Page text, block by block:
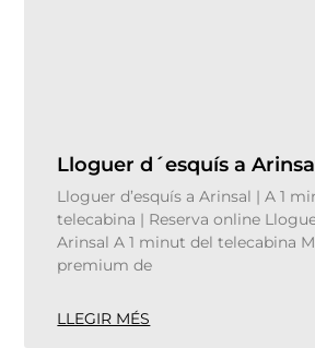
Lloguer d´esquís a
Lloguer d’esquís a Arinsal | A 1
telecabina | Reserva online
Arinsal A 1 minut del telecabina
premium de
LLEGIR MÉS